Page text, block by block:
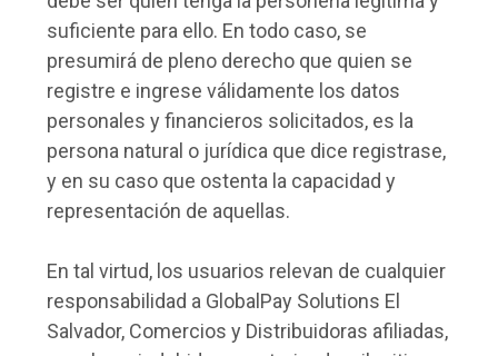
suficiente para ello. En todo caso, se
presumirá de pleno derecho que quien se
registre e ingrese válidamente los datos
personales y financieros solicitados, es la
persona natural o jurídica que dice registrase,
y en su caso que ostenta la capacidad y
representación de aquellas.
En tal virtud, los usuarios relevan de cualquier
responsabilidad a GlobalPay Solutions El
Salvador, Comercios y Distribuidoras afiliadas,